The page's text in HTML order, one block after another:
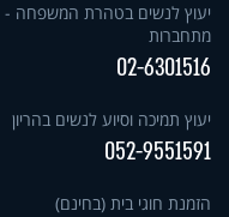
יעוץ לנשים בטהרת המשפחה -
מתחברות
02-6301516
יעוץ תמיכה וסיוע לנשים בהריון
052-9551591
הזמנת חוגי בית (בחינם)